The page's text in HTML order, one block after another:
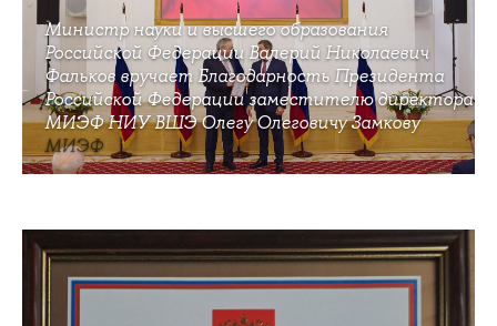
Министр науки и высшего образования
Российской Федерации Валерий Николаевич
Фальков вручает Благодарность Президента
Российской Федерации заместителю директора
МИЭФ НИУ ВШЭ Олегу Олеговичу Замкову
МИЭФ